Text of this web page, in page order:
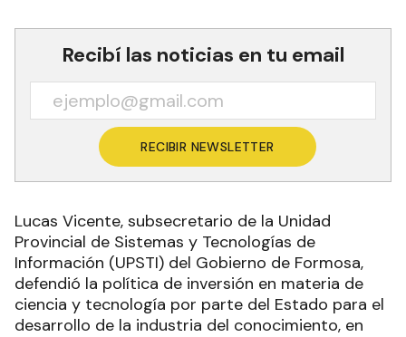
Recibí las noticias en tu email
RECIBIR NEWSLETTER
Lucas Vicente, subsecretario de la Unidad
Provincial de Sistemas y Tecnologías de
Información (UPSTI) del Gobierno de Formosa,
defendió la política de inversión en materia de
ciencia y tecnología por parte del Estado para el
desarrollo de la industria del conocimiento, en